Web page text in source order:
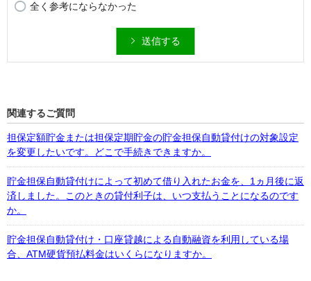
全く参考にならなかった
送信する
関連するご質問
担保定額貯金または担保定期貯金の貯金担保自動貸付けの対象設定
を変更したいです。どこで手続きできますか。
貯金担保自動貸付けによって初めて借り入れたお金を、1ヵ月後に返
済しました。このときの貸付利子は、いつ支払うことになるのです
か。
貯金担保自動貸付け・口座貸越による自動融資を利用している場
合、ATM硬貨預払料金はいくらになりますか。